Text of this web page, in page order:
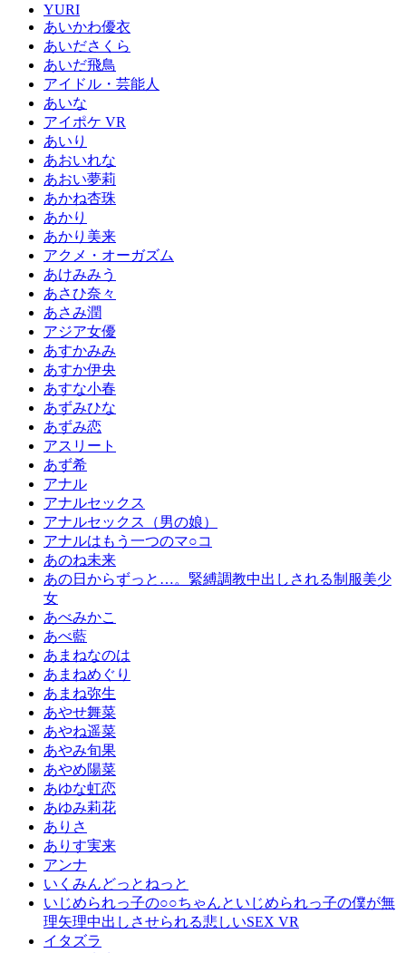
YURI
あいかわ優衣
あいださくら
あいだ飛鳥
アイドル・芸能人
あいな
アイポケ VR
あいり
あおいれな
あおい夢莉
あかね杏珠
あかり
あかり美来
アクメ・オーガズム
あけみみう
あさひ奈々
あさみ潤
アジア女優
あすかみみ
あすか伊央
あすな小春
あずみひな
あずみ恋
アスリート
あず希
アナル
アナルセックス
アナルセックス（男の娘）
アナルはもう一つのマ○コ
あのね未来
あの日からずっと…。緊縛調教中出しされる制服美少
女
あべみかこ
あべ藍
あまねなのは
あまねめぐり
あまね弥生
あやせ舞菜
あやね遥菜
あやみ旬果
あやめ陽菜
あゆな虹恋
あゆみ莉花
ありさ
ありす実来
アンナ
いくみんどっとねっと
いじめられっ子の○○ちゃんといじめられっ子の僕が無
理矢理中出しさせられる悲しいSEX VR
イタズラ